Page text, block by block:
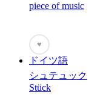
piece of music
♥
ドイツ語
シュテュック
Stück